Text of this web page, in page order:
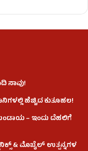
ಸಾವು!
ಹೆಚ್ಚಿದ ಕುತೂಹಲ!
– ಇಂದು ದೆಹಲಿಗೆ
& ಮೊಬೈಲ್ ಉತ್ಪನ್ನಗಳ